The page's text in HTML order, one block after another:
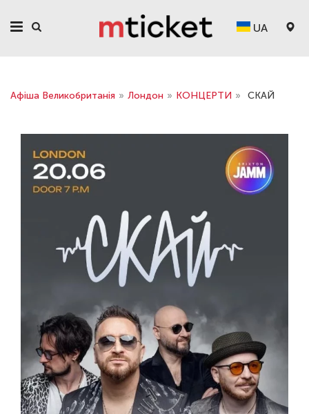
UA
Афіша Великобританія » Лондон » КОНЦЕРТИ » СКАЙ